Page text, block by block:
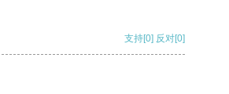
支持[0] 反对[0]